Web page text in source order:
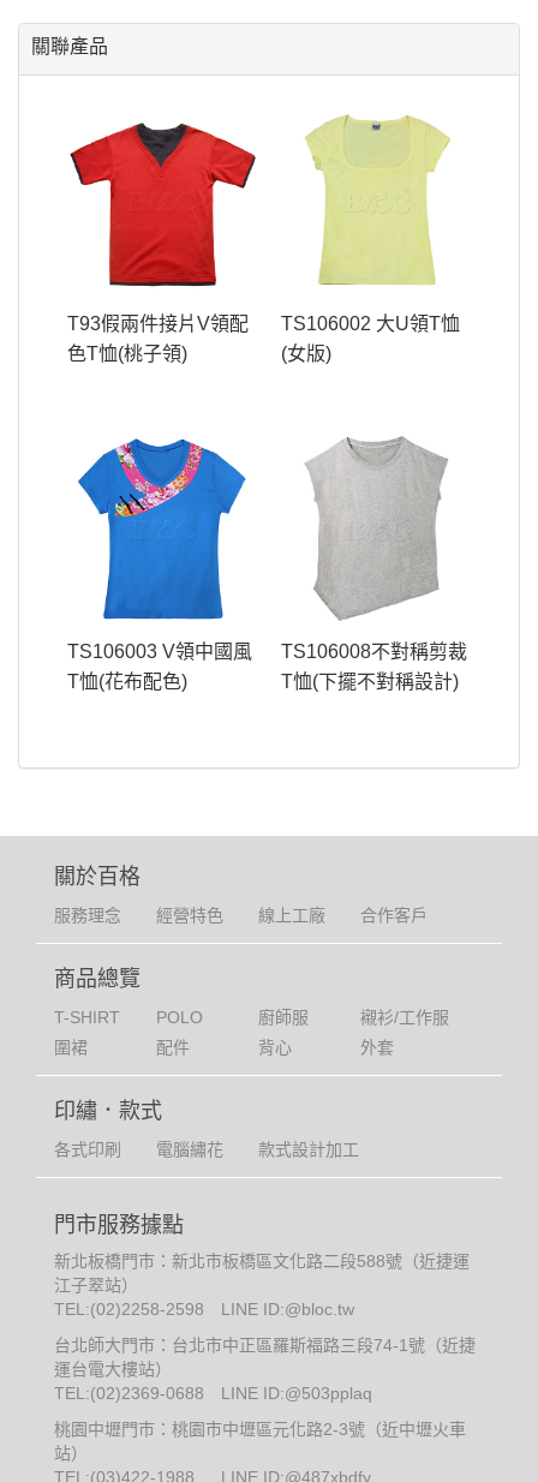
關聯產品
T93假兩件接片V領配
色T恤(桃子領)
TS106002 大U領T恤
(女版)
TS106003 V領中國風
T恤(花布配色)
TS106008不對稱剪裁
T恤(下擺不對稱設計)
關於百格
服務理念 經營特色 線上工廠 合作客戶
商品總覽
T-SHIRT POLO 廚師服
襯衫/工作服
圍裙
配件 背心 外套
印繡．款式
各式印刷 電腦繡花 款式設計加工
門市服務據點
新北板橋門市：新北市板橋區文化路二段588號（近捷運
江子翠站）
TEL:(02)2258-2598
LINE ID:@bloc.tw
台北師大門市：台北市中正區羅斯福路三段74-1號（近捷
運台電大樓站）
TEL:(02)2369-0688
LINE ID:@503pplaq
桃園中壢門市：桃園市中壢區元化路2-3號（近中壢火車
站）
TEL:(03)422-1988 LINE ID:@487xbdfy